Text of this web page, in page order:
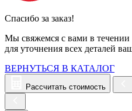
Спасибо за заказ!
Мы свяжемся с вами в течении
для уточнения всех деталей
ВЕРНУТЬСЯ В КАТАЛОГ
Рассчитать стоимость